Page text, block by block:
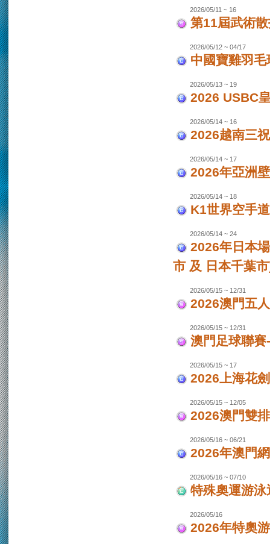
2026/05/11 ~ 16
第11屆武術
2026/05/12 ~ 04/17
中國寶雞羽
2026/05/13 ~ 19
2026 USBC
2026/05/14 ~ 16
2026越南三
2026/05/14 ~ 17
2026年亞洲
2026/05/14 ~ 18
K1世界空手
2026/05/14 ~ 24
2026年日本
市 及 日本千葉
2026/05/15 ~ 12/31
2026澳門五
2026/05/15 ~ 12/31
澳門足球聯
2026/05/15 ~ 17
2026上海花
2026/05/15 ~ 12/05
2026澳門雙
2026/05/16 ~ 06/21
2026年澳門
2026/05/16 ~ 07/10
特殊奧運游
2026/05/16
2026年特奧